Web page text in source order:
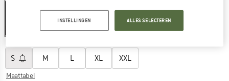
S M L XL XXL
Maattabel
INSTELLINGEN ALLES SELECTEREN